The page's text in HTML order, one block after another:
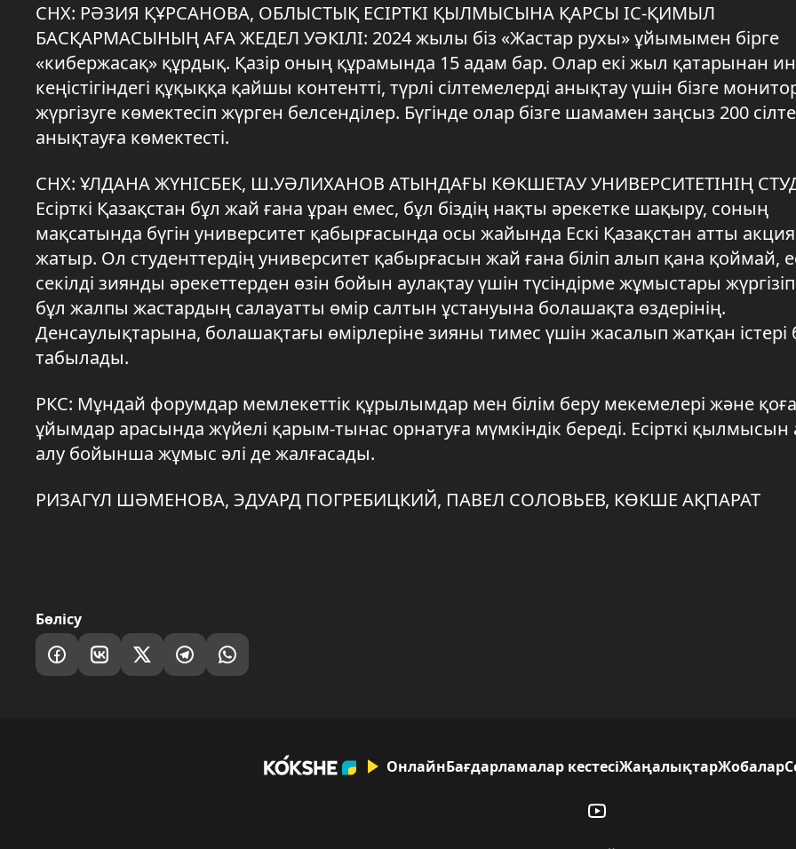
СНХ: РӘЗИЯ ҚҰРСАНОВА, ОБЛЫСТЫҚ ЕСІРТКІ ҚЫЛМЫСЫНА ҚАРСЫ ІС-ҚИМЫЛ
БАСҚАРМАСЫНЫҢ АҒА ЖЕДЕЛ УӘКІЛІ: 2024 жылы біз «Жастар рухы» ұйымымен бірге
«кибержасақ» құрдық. Қазір оның құрамында 15 адам бар. Олар екі жыл қатарынан
кеңістігіндегі құқыққа қайшы контентті, түрлі сілтемелерді анықтау үшін бізге
жүргізуге көмектесіп жүрген белсенділер. Бүгінде олар бізге шамамен заңсыз 200
анықтауға көмектесті.
СНХ: ҰЛДАНА ЖҮНІСБЕК, Ш.УӘЛИХАНОВ АТЫНДАҒЫ КӨКШЕТАУ УНИВЕРСИТЕТІНІҢ
Есірткі Қазақстан бұл жай ғана ұран емес, бұл біздің нақты әрекетке шақыру, соның
мақсатында бүгін университет қабырғасында осы жайында Ескі Қазақстан атты акция
жатыр. Ол студенттердің университет қабырғасын жай ғана біліп алып қана қоймай,
секілді зиянды әрекеттерден өзін бойын аулақтау үшін түсіндірме жұмыстары
бұл жалпы жастардың салауатты өмір салтын ұстануына болашақта өздерінің.
Денсаулықтарына, болашақтағы өмірлеріне зияны тимес үшін жасалып жатқан
табылады.
РКС: Мұндай форумдар мемлекеттік құрылымдар мен білім беру мекемелері және
ұйымдар арасында жүйелі қарым-тынас орнатуға мүмкіндік береді. Есірткі
алу бойынша жұмыс әлі де жалғасады.
РИЗАГҮЛ ШӘМЕНОВА, ЭДУАРД ПОГРЕБИЦКИЙ, ПАВЕЛ СОЛОВЬЕВ, КӨКШЕ АҚПАРАТ
Бөлісу
ОнлайнБағдарламалар кестесіЖаңалықтарЖобалар